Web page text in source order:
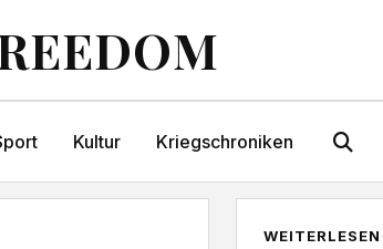
Kultur Kriegschroniken
WEITERLESEN